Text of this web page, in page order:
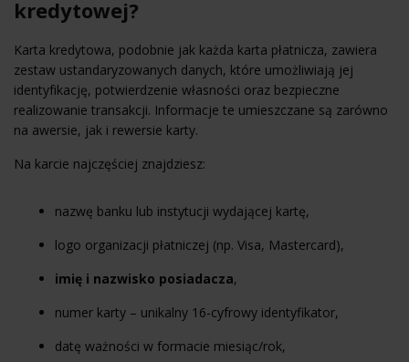
kredytowej?
Karta kredytowa, podobnie jak każda karta płatnicza, zawiera
zestaw ustandaryzowanych danych, które umożliwiają jej
identyfikację, potwierdzenie własności oraz bezpieczne
realizowanie transakcji. Informacje te umieszczane są zarówno
na awersie, jak i rewersie karty.
Na karcie najczęściej znajdziesz:
nazwę banku lub instytucji wydającej kartę,
logo organizacji płatniczej (np. Visa, Mastercard),
imię i nazwisko posiadacza,
numer karty – unikalny 16-cyfrowy identyfikator,
datę ważności w formacie miesiąc/rok,